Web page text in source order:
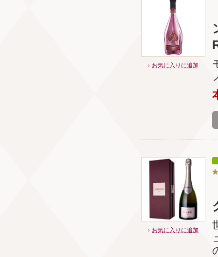
お気に入りに追加
お気に入りに追加